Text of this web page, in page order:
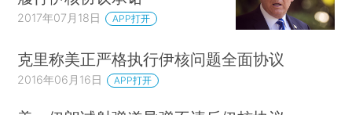
2017年07月18日 APP打开
克里称美正严格执行伊核问题全面协议
2016年06月16日 APP打开